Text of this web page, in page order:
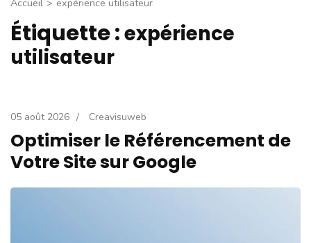
Étiquette :expérience
utilisateur
05 août 2026 / Creavisuweb
Optimiser le Référencement de
Votre Site sur Google